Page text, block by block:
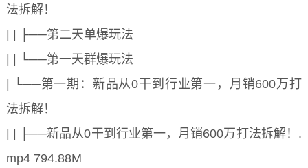
法拆解！
| | ├──第二天单爆玩法
| | └──第一天群爆玩法
| └──第一期：新品从0干到行业第一，月销600万打
法拆解！
| | ├──新品从0干到行业第一，月销600万打法拆解！.
mp4 794.88M